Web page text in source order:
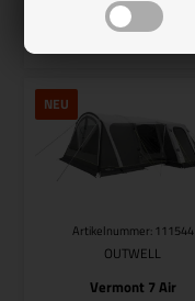
Auf Lager, bereit für den
NEU
Artikelnummer: 111544
OUTWELL
Vermont 7 Air